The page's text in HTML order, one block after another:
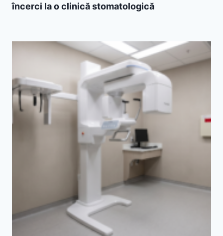
încerci la o clinică stomatologică